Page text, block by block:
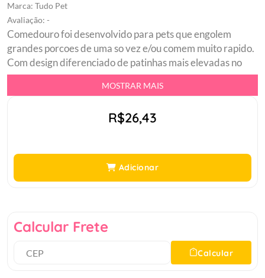
Marca: Tudo Pet
Avaliação: -
Comedouro foi desenvolvido para pets que engolem
grandes porcoes de uma so vez e/ou comem muito rapido.
Com design diferenciado de patinhas mais elevadas no
interior do comedouro, as refeicoes tendem a ser mais
seguras. Para evitar tambem que insetos cheguem no
sistema anti-formiga, que basta adicionar agua para criar
Formigabr Coma Melhor.br
MOSTRAR MAIS
R$26,43
Adicionar
Calcular Frete
Calcular